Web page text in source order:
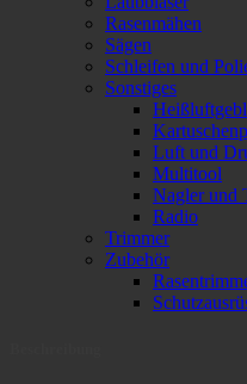
Rasenmähen
Sägen
Schleifen und
Sonstiges
Luft und
Multitool
Nagler und
Radio
Trimmer
Zubehör